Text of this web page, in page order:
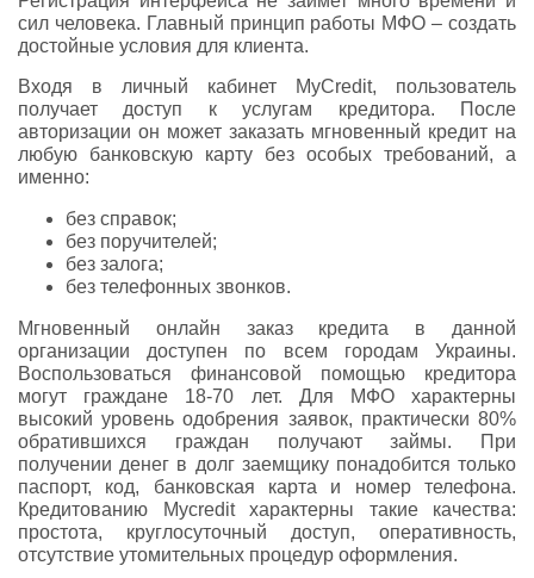
сил человека. Главный принцип работы МФО – создать
достойные условия для клиента.
Входя в личный кабинет MyCredit, пользователь
получает доступ к услугам кредитора. После
авторизации он может заказать мгновенный кредит на
любую банковскую карту без особых требований, а
именно:
без справок;
без поручителей;
без залога;
без телефонных звонков.
Мгновенный онлайн заказ кредита в данной
организации доступен по всем городам Украины.
Воспользоваться финансовой помощью кредитора
могут граждане 18-70 лет. Для МФО характерны
высокий уровень одобрения заявок, практически 80%
обратившихся граждан получают займы. При
получении денег в долг заемщику понадобится только
паспорт, код, банковская карта и номер телефона.
Кредитованию Mycredit характерны такие качества:
простота, круглосуточный доступ, оперативность,
отсутствие утомительных процедур оформления.